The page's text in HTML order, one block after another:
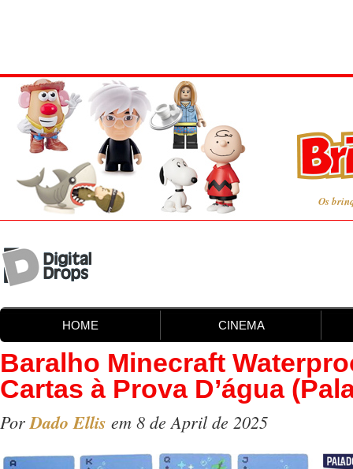
Os
HOME CINEMA
Baralho Minecraft
Cartas à Prova D’água
PorDado Ellis em 8 de April de 2025